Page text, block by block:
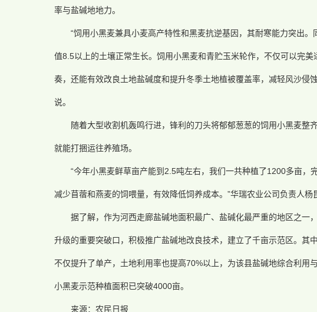
率与盐碱地地力。
“饲用小黑麦兼具小麦高产特性和黑麦抗逆基因，其耐寒能力突出
值8.5以上的土壤正常生长。饲用小黑麦和青贮玉米轮作，不仅可以完美
奏，还能有效改良土地盐碱度和提升冬季土地植被覆盖率，减轻风沙侵
说。
随着大型收割机轰鸣行进，锋利的刀头将郁郁葱葱的饲用小黑麦整
就能打捆运往养殖场。
“今年小黑麦鲜草亩产能到2.5吨左右，我们一共种植了1200多亩，
减少苜蓿和燕麦的饲喂量，有效降低饲养成本。”华瑞农业公司负责人杨
据了解，作为河西走廊盐碱地面积最广、盐碱化最严重的地区之一
升级的重要突破口，积极推广盐碱地改良技术，建立了千亩示范区。其
不仅提升了单产，土地利用率也提高70%以上，为该县盐碱地综合利用
小黑麦示范种植面积已突破4000亩。
来源：农民日报